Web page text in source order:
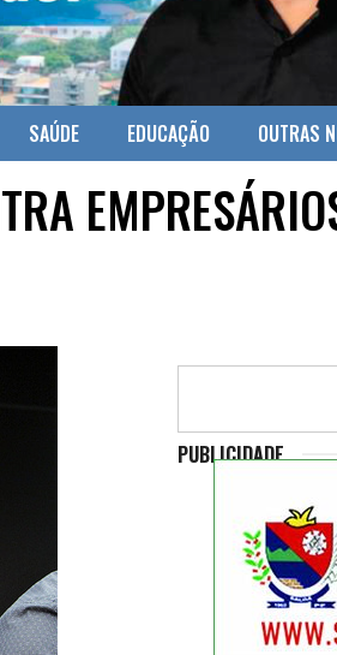
SAÚDE EDUCAÇÃO OUTRAS
PUBLICIDADE